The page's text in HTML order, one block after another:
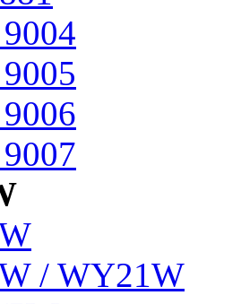
/ WY21W